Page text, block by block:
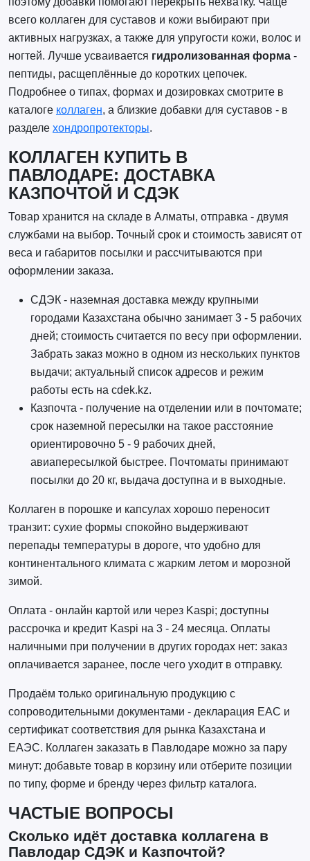
всего коллаген для суставов и кожи выбирают при
активных нагрузках, а также для упругости кожи, волос и
ногтей. Лучше усваивается гидролизованная форма-
пептиды, расщеплённые до коротких цепочек.
Подробнее о типах, формах и дозировках смотрите в
каталоге коллаген, а близкие добавки для суставов - в
разделе хондропротекторы.
КОЛЛАГЕН КУПИТЬ В
ПАВЛОДАРЕ: ДОСТАВКА
КАЗПОЧТОЙ И СДЭК
Товар хранится на складе в Алматы, отправка - двумя
службами на выбор. Точный срок и стоимость зависят от
веса и габаритов посылки и рассчитываются при
оформлении заказа.
СДЭК - наземная доставка между крупными
городами Казахстана обычно занимает 3 - 5 рабочих
дней; стоимость считается по весу при оформлении.
Забрать заказ можно в одном из нескольких пунктов
выдачи; актуальный список адресов и режим
работы есть на cdek.kz.
Казпочта - получение на отделении или в почтомате;
срок наземной пересылки на такое расстояние
ориентировочно 5 - 9 рабочих дней,
авиапересылкой быстрее. Почтоматы принимают
посылки до 20 кг, выдача доступна и в выходные.
Коллаген в порошке и капсулах хорошо переносит
транзит: сухие формы спокойно выдерживают
перепады температуры в дороге, что удобно для
континентального климата с жарким летом и морозной
зимой.
Оплата - онлайн картой или через Kaspi; доступны
рассрочка и кредит Kaspi на 3 - 24 месяца. Оплаты
наличными при получении в других городах нет: заказ
оплачивается заранее, после чего уходит в отправку.
Продаём только оригинальную продукцию с
сопроводительными документами - декларация EAC и
сертификат соответствия для рынка Казахстана и
ЕАЭС. Коллаген заказать в Павлодаре можно за пару
минут: добавьте товар в корзину или отберите позиции
по типу, форме и бренду через фильтр каталога.
ЧАСТЫЕ ВОПРОСЫ
Сколько идёт доставка коллагена в
Павлодар СДЭК и Казпочтой?